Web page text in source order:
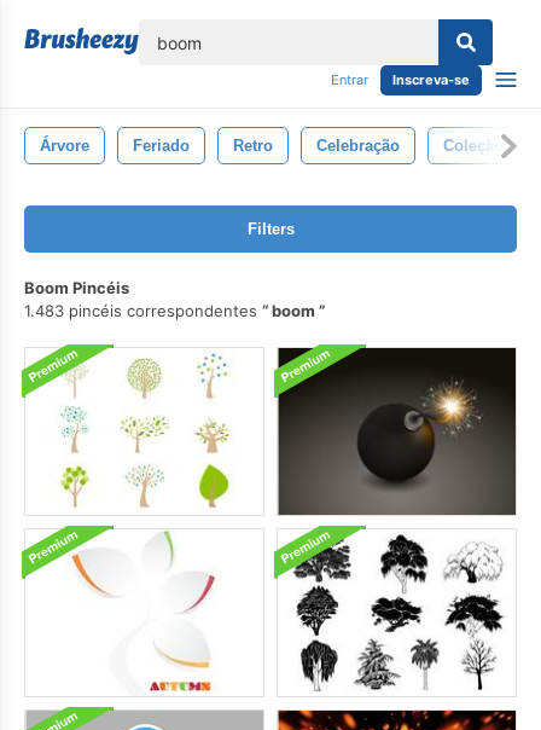
Entrar Inscreva-se
Árvore Feriado Retro Celebração Coleção
Filters
Boom Pincéis
1.483 pincéis correspondentes
boom